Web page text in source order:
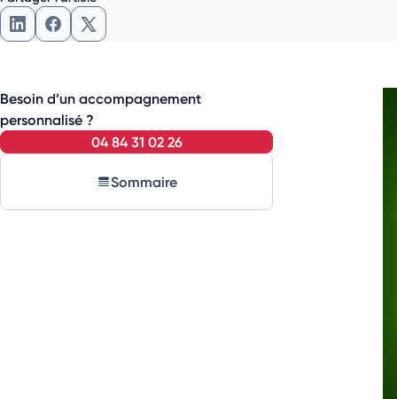
Besoin d’un accompagnement
personnalisé ?
04 84 31 02 26
Sommaire